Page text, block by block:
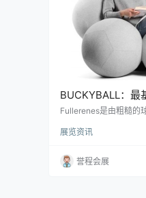
BUCKYBALL：最
Fullerenes是由粗糙的
像足球。这些结构以网
英雄电影中的纳米技术
方面，设计师
展览资讯
誉程会展